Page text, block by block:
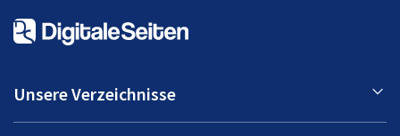
Unsere Verzeichnisse